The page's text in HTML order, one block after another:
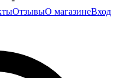
ОтзывыО магазинеВход